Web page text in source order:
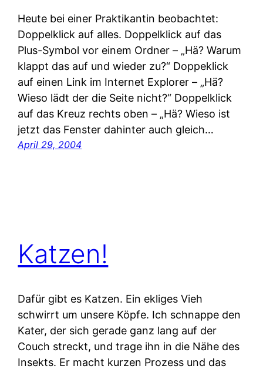
Heute bei einer Praktikantin beobachtet:
Doppelklick auf alles. Doppelklick auf das
Plus-Symbol vor einem Ordner – „Hä? Warum
klappt das auf und wieder zu?“ Doppeklick
auf einen Link im Internet Explorer – „Hä?
Wieso lädt der die Seite nicht?“ Doppelklick
auf das Kreuz rechts oben – „Hä? Wieso ist
jetzt das Fenster dahinter auch gleich…
April 29, 2004
Katzen!
Dafür gibt es Katzen. Ein ekliges Vieh
schwirrt um unsere Köpfe. Ich schnappe den
Kater, der sich gerade ganz lang auf der
Couch streckt, und trage ihn in die Nähe des
Insekts. Er macht kurzen Prozess und das